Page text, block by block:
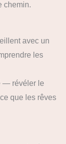
chemin.
avec un
les
— révéler le
que les rêves